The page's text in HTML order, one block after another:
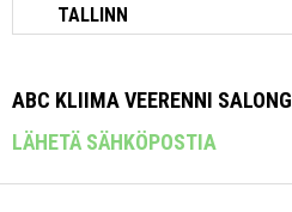
ABC KLIIMA VEERENNI SALONG
LÄHETÄ SÄHKÖPOSTIA